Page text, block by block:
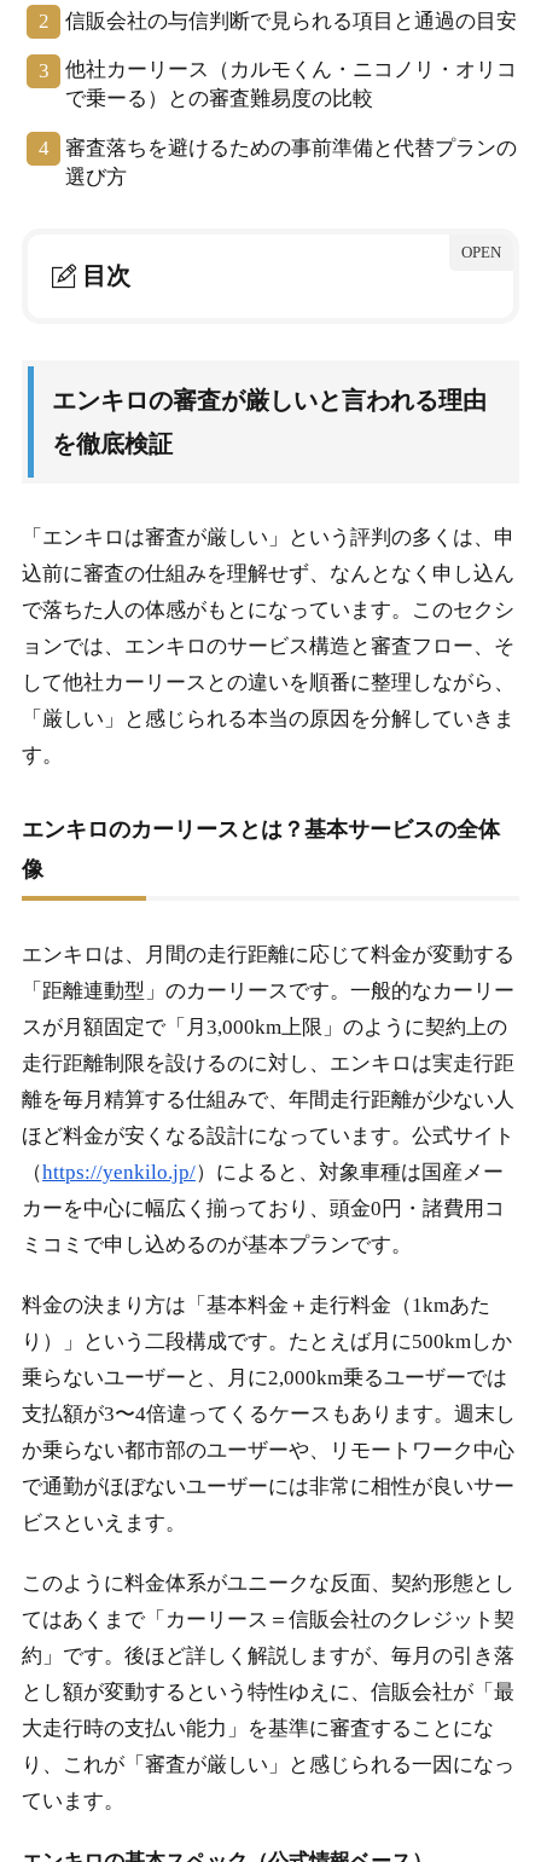
信販会社の与信判断で見られる項目と通過の目安
他社カーリース（カルモくん・ニコノリ・オリコ
で乗ーる）との審査難易度の比較
審査落ちを避けるための事前準備と代替プランの
選び方
目次
1-1. エンキロのカーリースとは？基本サービスの全体像
1-2. 審査の仕組みは信販会社による独自判断
1-4. 申し込みから審査結果までの流れと日数
2-4. エンキロの審査に関するよくある質問
2-5. エンキロの審査が厳しいかは申込前の見極めが鍵
【まとめ】
エンキロの審査が厳しいと言われる理由
を徹底検証
「エンキロは審査が厳しい」という評判の多くは、申
込前に審査の仕組みを理解せず、なんとなく申し込ん
で落ちた人の体感がもとになっています。このセクシ
ョンでは、エンキロのサービス構造と審査フロー、そ
して他社カーリースとの違いを順番に整理しながら、
「厳しい」と感じられる本当の原因を分解していきま
す。
エンキロのカーリースとは？基本サービスの全体
像
エンキロは、月間の走行距離に応じて料金が変動する
「距離連動型」のカーリースです。一般的なカーリー
スが月額固定で「月3,000km上限」のように契約上の
走行距離制限を設けるのに対し、エンキロは実走行距
離を毎月精算する仕組みで、年間走行距離が少ない人
ほど料金が安くなる設計になっています。公式サイト
（https://yenkilo.jp/）によると、対象車種は国産メー
カーを中心に幅広く揃っており、頭金0円・諸費用コ
ミコミで申し込めるのが基本プランです。
料金の決まり方は「基本料金＋走行料金（1kmあた
り）」という二段構成です。たとえば月に500kmしか
乗らないユーザーと、月に2,000km乗るユーザーでは
支払額が3〜4倍違ってくるケースもあります。週末し
か乗らない都市部のユーザーや、リモートワーク中心
で通勤がほぼないユーザーには非常に相性が良いサー
ビスといえます。
このように料金体系がユニークな反面、契約形態とし
てはあくまで「カーリース＝信販会社のクレジット契
約」です。後ほど詳しく解説しますが、毎月の引き落
とし額が変動するという特性ゆえに、信販会社が「最
大走行時の支払い能力」を基準に審査することにな
り、これが「審査が厳しい」と感じられる一因になっ
ています。